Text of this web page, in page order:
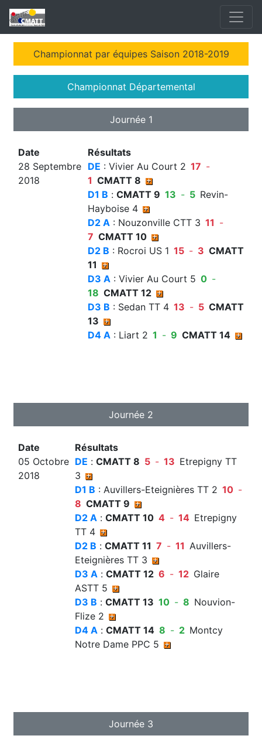
Championnat par équipes Saison 2018-2019
Championnat Départemental
Journée 1
Date
28 Septembre
2018
Résultats
DE : Vivier Au Court 2 17 -
1 CMATT 8
D1 B : CMATT 9 13 - 5 Revin-
Hayboise 4
D2 A: Nouzonville CTT 3 11 -
7 CMATT 10
D2 B : Rocroi US 1 15 - 3 CMATT
11
D3 A: Vivier Au Court 5 0 -
18 CMATT 12
D3 B : Sedan TT 4 13 - 5 CMATT
13
D4 A: Liart 2 1 - 9 CMATT 14
Journée 2
Date
05 Octobre
2018
Résultats
DE : CMATT 8 5 - 13 Etrepigny TT
3
D1 B : Auvillers-Eteignières TT 2 10 -
8 CMATT 9
D2 A: CMATT 10 4 - 14 Etrepigny
TT 4
D2 B : CMATT 11 7 - 11 Auvillers-
Eteignières TT 3
D3 A: CMATT 12 6 - 12 Glaire
ASTT 5
D3 B : CMATT 13 10 - 8 Nouvion-
Flize 2
D4 A: CMATT 14 8 - 2 Montcy
Notre Dame PPC 5
Journée 3